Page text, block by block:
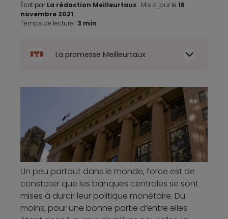
Écrit par La rédaction Meilleurtaux . Mis à jour le 16
novembre 2021 .
Temps de lecture : 3 min
La promesse Meilleurtaux
Un peu partout dans le monde, force est de
constater que les banques centrales se sont
mises à durcir leur politique monétaire. Du
moins, pour une bonne partie d’entre elles